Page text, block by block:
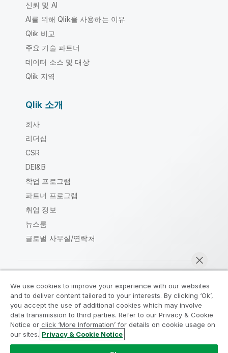
신뢰 및 AI
AI를 위해 Qlik을 사용하는 이유
Qlik 비교
주요 기술 파트너
데이터 소스 및 대상
Qlik 지역
Qlik 소개
회사
리더십
CSR
DEI&B
학업 프로그램
파트너 프로그램
취업 정보
뉴스룸
글로벌 사무실/연락처
Qlik Community
법적 계약 제품 약관
Legal Policies
Legal Policies
사용 약관
Do Not Share My Info
We use cookies to improve your experience with our websites
and to deliver content tailored to your interests. By clicking ‘Ok’,
you accept the use of additional cookies which may involve
data transmission to third parties. Refer to our Privacy & Cookie
Notice or click ‘More Information’ for details on cookie usage on
our sites. Privacy & Cookie Notice